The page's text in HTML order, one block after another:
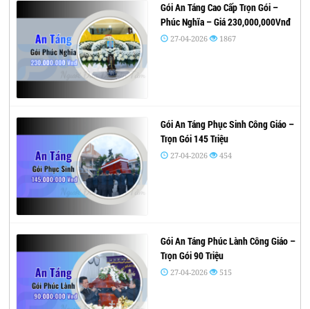
Gói An Táng Cao Cấp Trọn Gói –
Phúc Nghĩa – Giá 230,000,000Vnđ
27-04-2026 1867
Gói An Táng Phục Sinh Công Giáo –
Trọn Gói 145 Triệu
27-04-2026 454
Gói An Táng Phúc Lành Công Giáo –
Trọn Gói 90 Triệu
27-04-2026 515